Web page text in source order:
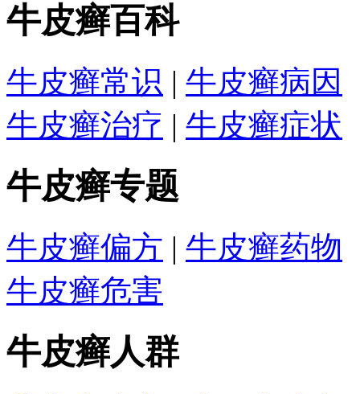
牛皮癣百科
牛皮癣常识 | 牛皮癣病因
牛皮癣治疗 | 牛皮癣症状
牛皮癣专题
牛皮癣偏方 | 牛皮癣药物
牛皮癣危害
牛皮癣人群